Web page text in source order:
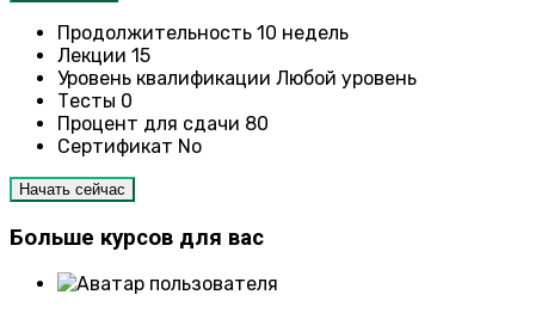
Продолжительность 10 недель
Лекции 15
Уровень квалификации Любой уровень
Тесты 0
Процент для сдачи 80
Сертификат No
Начать сейчас
Больше курсов для вас